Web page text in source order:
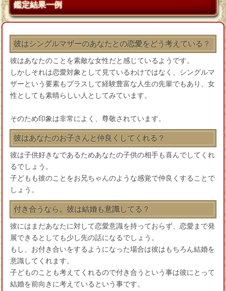
鑑定結果一例
彼はシングルマザーのあなたとの恋愛をどう考えている？
彼はあなたのことを素敵な女性だと感じているようです。
しかしそれは恋愛対象として見ているわけではなく、シングルマ
ザーという要素もプラスして経験豊富な人生の先輩でもあり、女
性としても素晴らしい人としてみています。
そのため印象は非常によく、尊敬されています。
彼はあなたのお子さんと仲良くしてくれる？
彼は子供好きなであるためあなたの子供の相手も喜んでしてくれ
るでしょう。
子どもも彼のことをお兄ちゃんのような感覚で仲良くすることで
しょう。
付き合うなら。彼は結婚も意識してる？
彼にはまだあなたに対して恋愛意識を持っておらず、恋愛まで発
展できるとしても少し先の話になるでしょう。
もし、お付き合いをするようになった場合は彼はもちろん結婚を
意識してくれます。
子どものことも考えてくれるので付き合うという事は彼にとって
結婚を前向きに考えているという事です。